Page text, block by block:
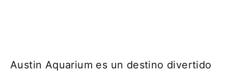
Austin Aquarium es un destino divertido